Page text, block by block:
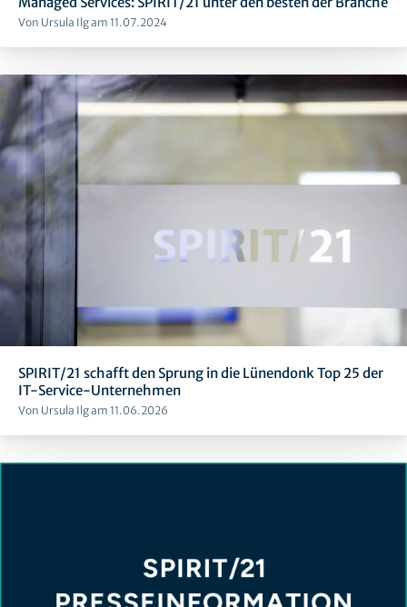
Von Ursula Ilg am 11.07.2024
SPIRIT/21 schafft den Sprung in die Lünendonk Top 25 der
IT-Service-Unternehmen
Von Ursula Ilg am 11.06.2026